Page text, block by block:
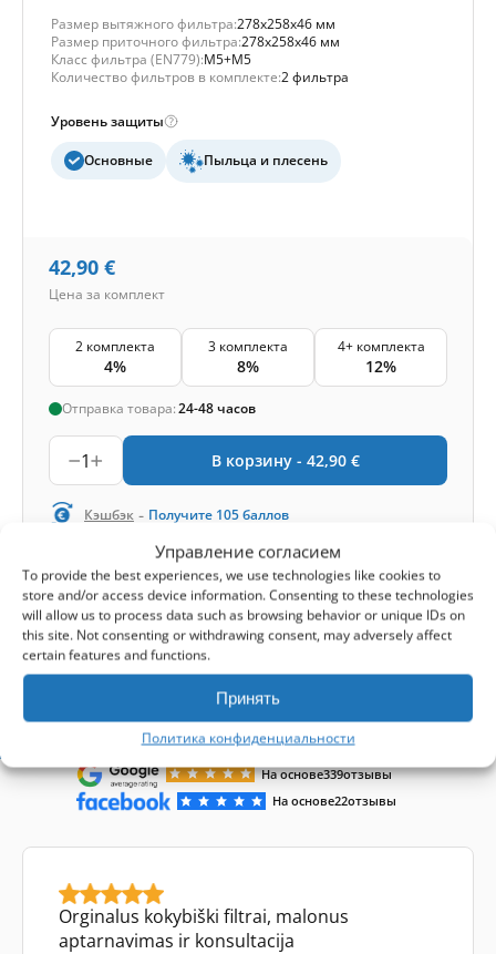
Управление согласием
To provide the best experiences, we use technologies like cookies to
store and/or access device information. Consenting to these technologies
will allow us to process data such as browsing behavior or unique IDs on
this site. Not consenting or withdrawing consent, may adversely affect
certain features and functions.
Принять
Политика конфиденциальности
Размер вытяжного фильтра:278x258x46 мм
Размер приточного фильтра:278x258x46 мм
Класс фильтра (EN779):M5+M5
Количество фильтров в комплекте:2 фильтра
Уровень защиты
Основные Пыльца и плесень
42,90 €
Цена за комплект
2 комплекта
4%
3 комплекта
8%
4+ комплекта
12%
Отправка товара:24-48 часов
1 В корзину - 42,90 €
Кэшбэк - Получите 105баллов
1-4 of 4
Отзывы клиентов
На основе339отзывы
На основе22отзывы
Orginalus kokybiški filtrai, malonus
aptarnavimas ir konsultacija